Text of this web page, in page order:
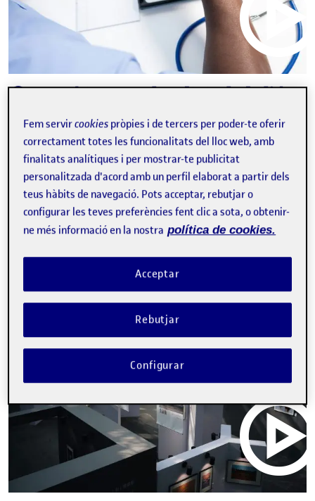
videoIA crítica en salut digital: de l’ús
a l’anàlisi
FRANCESC SAIGÍ
Professor dels Estudis de Ciències de la Salut de la UOC
Experiència integradora de la IA a l’assignatura Eines de
salut digital del màster Salut Digital (eHealth) per passar
d’un ús passiu a un ús crític i estructurat. L’estudiantat
dissenya intervencions …
Email
Fem servircookies pròpies i de tercers per poder-te oferir
correctament totes les funcionalitats del lloc web, amb
finalitats analítiques i per mostrar-te publicitat
personalitzada d'acord amb un perfil elaborat a partir dels
teus hàbits de navegació. Pots acceptar, rebutjar o
configurar les teves preferències fent clic a sota, o obtenir-
ne més informació en la nostra política de cookies.
Rebutjar
Acceptar
Configurar